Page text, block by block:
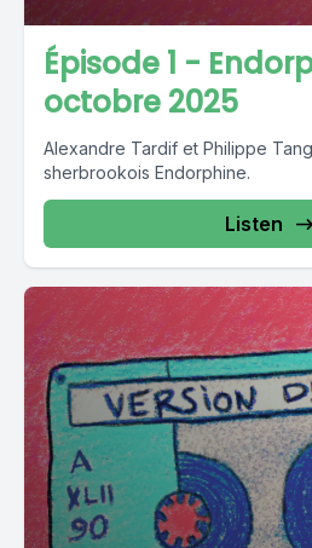
Épisode 1 -
octobre 2025
Alexandre Tardif et Philippe
sherbrookois Endorphine.
Listen